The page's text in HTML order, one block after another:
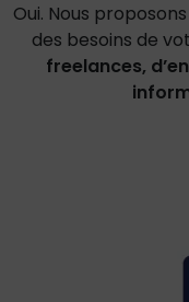
Oui. Nous
des besoins de
freelances,